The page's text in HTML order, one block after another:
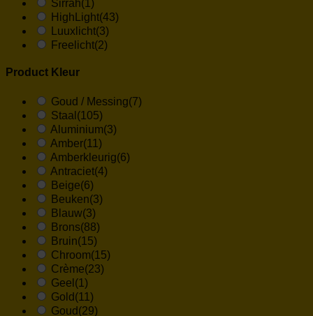
Sirrah(1)
HighLight(43)
Luuxlicht(3)
Freelicht(2)
Product Kleur
Goud / Messing(7)
Staal (105)
Aluminium(3)
Amber(11)
Amberkleurig(6)
Antraciet(4)
Beige(6)
Beuken(3)
Blauw(3)
Brons(88)
Bruin(15)
Chroom(15)
Crème(23)
Geel (1)
Gold (11)
Goud (29)